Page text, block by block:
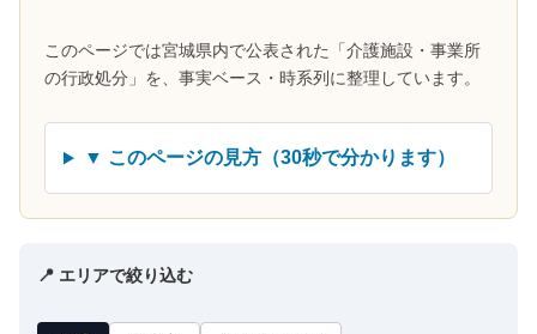
このページでは宮城県内で公表された「介護施設・事業所
の行政処分」を、事実ベース・時系列に整理しています。
▼ このページの見方（30秒で分かります）
📍 エリアで絞り込む